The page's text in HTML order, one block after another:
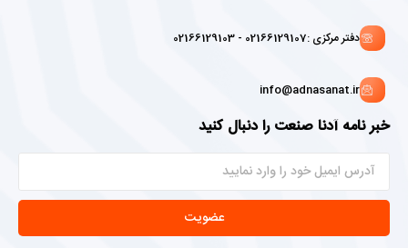
دفتر مرکزی :02166129107 - 02166129103
info@adnasanat.ir
خبر نامه آدنا صنعت را دنبال کنید
عضویت